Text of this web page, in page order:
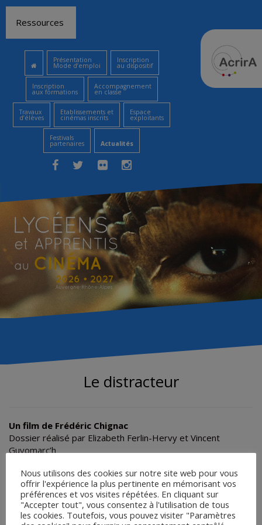
contenu
Ressources
Présentation
Mode d’emploi
Inscription
au dispositif
Inscription
aux formations
Accompagnement
en classe
Travaux
d’élèves
Etablissements et
cinémas inscrits
Espace
exploitants
Festivals
partenaires Actualités
Le distracteur
Un film de Frédéric Chignac
Dossier réalisé par Elizabeth Ferlin-Hervy et Vincent
Guyomarc’h
SCÉNARIO
FICHE TECHNIQUE ET SYNOPSIS
Nous utilisons des cookies sur notre site web pour vous
offrir l'expérience la plus pertinente en mémorisant vos
préférences et vos visites répétées. En cliquant sur
"Accepter tout", vous consentez à l'utilisation de tous
les cookies. Toutefois, vous pouvez visiter "Paramètres